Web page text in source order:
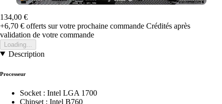
134,00 €
+6,70 € offerts sur votre prochaine commande Crédités après
validation de votre commande
Loading...
Description
Processeur
Socket : Intel LGA 1700
Chipset : Intel B760